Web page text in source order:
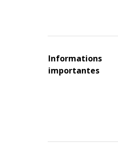
Informations
importantes